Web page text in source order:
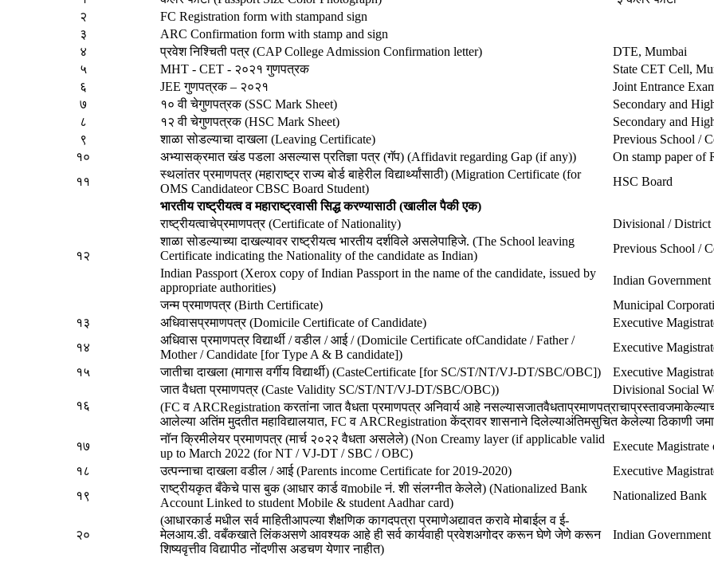
२
FC Registration form with stampand sign
३
ARC Confirmation form with stamp and sign
४
प्रवेश निश्चिती पत्र (CAP College Admission Confirmation letter)
DTE, Mumbai
५
MHT - CET - २०२१ गुणपत्रक
State CET Cell,
६
JEE गुणपत्रक – २०२१
Joint Entrance
७
१० वी चेगुणपत्रक (SSC Mark Sheet)
Secondary and
८
१२ वी चेगुणपत्रक (HSC Mark Sheet)
Secondary and
९
शाळा सोडल्याचा दाखला (Leaving Certificate)
Previous School /
१०
अभ्यासक्रमात खंड पडला असल्यास प्रतिज्ञा पत्र (गॅप) (Affidavit regarding Gap (if any))
On stamp paper of
११
स्थलांतर प्रमाणपत्र (महाराष्ट्र राज्य बोर्ड बाहेरील विद्यार्थ्यांसाठी) (Migration Certificate (for
OMS Candidateor CBSC Board Student)
HSC Board
१२
भारतीय राष्ट्रीयत्व व महाराष्ट्रवासी सिद्ध करण्यासाठी (खालील पैकी एक)
राष्ट्रीयत्वाचेप्रमाणपत्र (Certificate of Nationality)
Divisional / District
शाळा सोडल्याच्या दाखल्यावर राष्ट्रीयत्व भारतीय दर्शविले असलेपाहिजे. (The School leaving
Certificate indicating the Nationality of the candidate as Indian)
Previous School /
Indian Passport (Xerox copy of Indian Passport in the name of the candidate, issued by
appropriate authorities)
Indian Government
जन्म प्रमाणपत्र (Birth Certificate)
Municipal
१३
अधिवासप्रमाणपत्र (Domicile Certificate of Candidate)
Executive
१४
अधिवास प्रमाणपत्र विद्यार्थी / वडील / आई / (Domicile Certificate ofCandidate / Father /
Mother / Candidate [for Type A & B candidate])
Executive
१५
जातीचा दाखला (मागास वर्गीय विद्यार्थी) (CasteCertificate [for SC/ST/NT/VJ-DT/SBC/OBC]) Executive
१६
जात वैधता प्रमाणपत्र (Caste Validity SC/ST/NT/VJ-DT/SBC/OBC))
Divisional Social
(FC व ARCRegistration करतांना जात वैधता प्रमाणपत्र अनिवार्य आहे
आलेल्या अतिंम मुदतीत महाविद्यालयात, FC व ARCRegistration केंद्रावर शासनाने दिलेल्याअंतिमसुचित केलेल्या ठिकाणी
१७
नॉन क्रिमीलेयर प्रमाणपत्र (मार्च २०२२ वैधता असलेले) (Non Creamy layer (if applicable valid
up to March 2022 (for NT / VJ-DT / SBC / OBC)
Execute
१८
उत्पन्नाचा दाखला वडील / आई (Parents income Certificate for 2019-2020)
Executive
१९
राष्ट्रीयकृत बँकेचे पास बुक (आधार कार्ड वmobile नं. शी संलग्नीत केलेले) (Nationalized Bank
Account Linked to student Mobile & student Aadhar card)
Nationalized Bank
२०
(आधारकार्ड मधील सर्व माहितीआपल्या शैक्षणिक कागदपत्रा प्रमाणेअद्यावत करावे मोबाईल व ई-
मेलआय.डी. वबँकखाते लिंकअसणे आवश्यक आहे ही सर्व कार्यवाही प्रवेशअगोदर करून घेणे जेणे करून
शिष्यवृत्तीव विद्यापीठ नोंदणीस अडचण येणार नाहीत)
Indian Government